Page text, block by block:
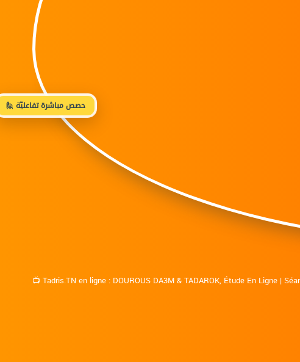
🙋 حصص مباشرة تفاعليّة
📺 Tadris.TN en ligne: DOUROUS DA3M&TADAROK, Étude En Ligne|